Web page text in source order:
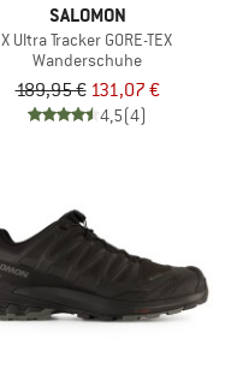
SALOMON
X Ultra Tracker GORE-TEX
Wanderschuhe
189,95 € 131,07 €
4,5(4)